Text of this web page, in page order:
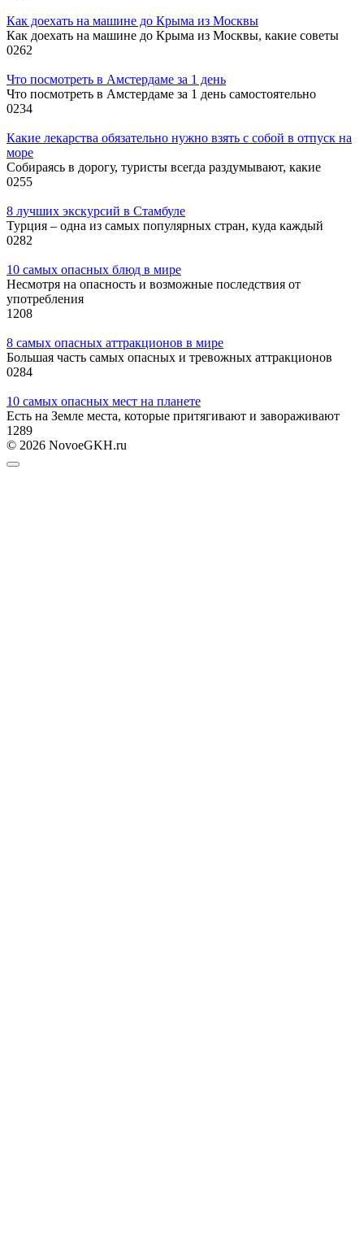
Как доехать на машине до Крыма из Москвы
Как доехать на машине до Крыма из Москвы, какие советы
0262
Что посмотреть в Амстердаме за 1 день
Что посмотреть в Амстердаме за 1 день самостоятельно
0234
Какие лекарства обязательно нужно взять с собой в отпуск на
море
Собираясь в дорогу, туристы всегда раздумывают, какие
0255
8 лучших экскурсий в Стамбуле
Турция – одна из самых популярных стран, куда каждый
0282
10 самых опасных блюд в мире
Несмотря на опасность и возможные последствия от
употребления
1 208
8 самых опасных аттракционов в мире
Большая часть самых опасных и тревожных аттракционов
0284
10 самых опасных мест на планете
Есть на Земле места, которые притягивают и завораживают
1 289
© 2026 NovoeGKH.ru